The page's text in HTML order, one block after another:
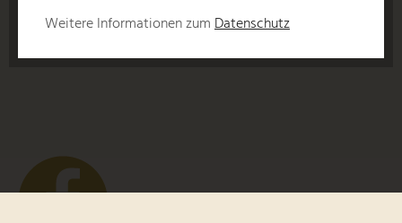
Weitere Informationen zumDatenschutz